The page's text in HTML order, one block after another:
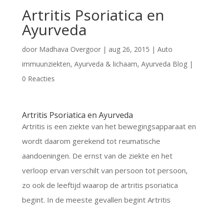
Artritis Psoriatica en
Ayurveda
door Madhava Overgoor| aug 26, 2015 | Auto
immuunziekten, Ayurveda & lichaam, Ayurveda Blog|
0 Reacties
Artritis Psoriatica en Ayurveda
Artritis is een ziekte van het bewegingsapparaat en
wordt daarom gerekend tot reumatische
aandoeningen. De ernst van de ziekte en het
verloop ervan verschilt van persoon tot persoon,
zo ook de leeftijd waarop de artritis psoriatica
begint. In de meeste gevallen begint Artritis